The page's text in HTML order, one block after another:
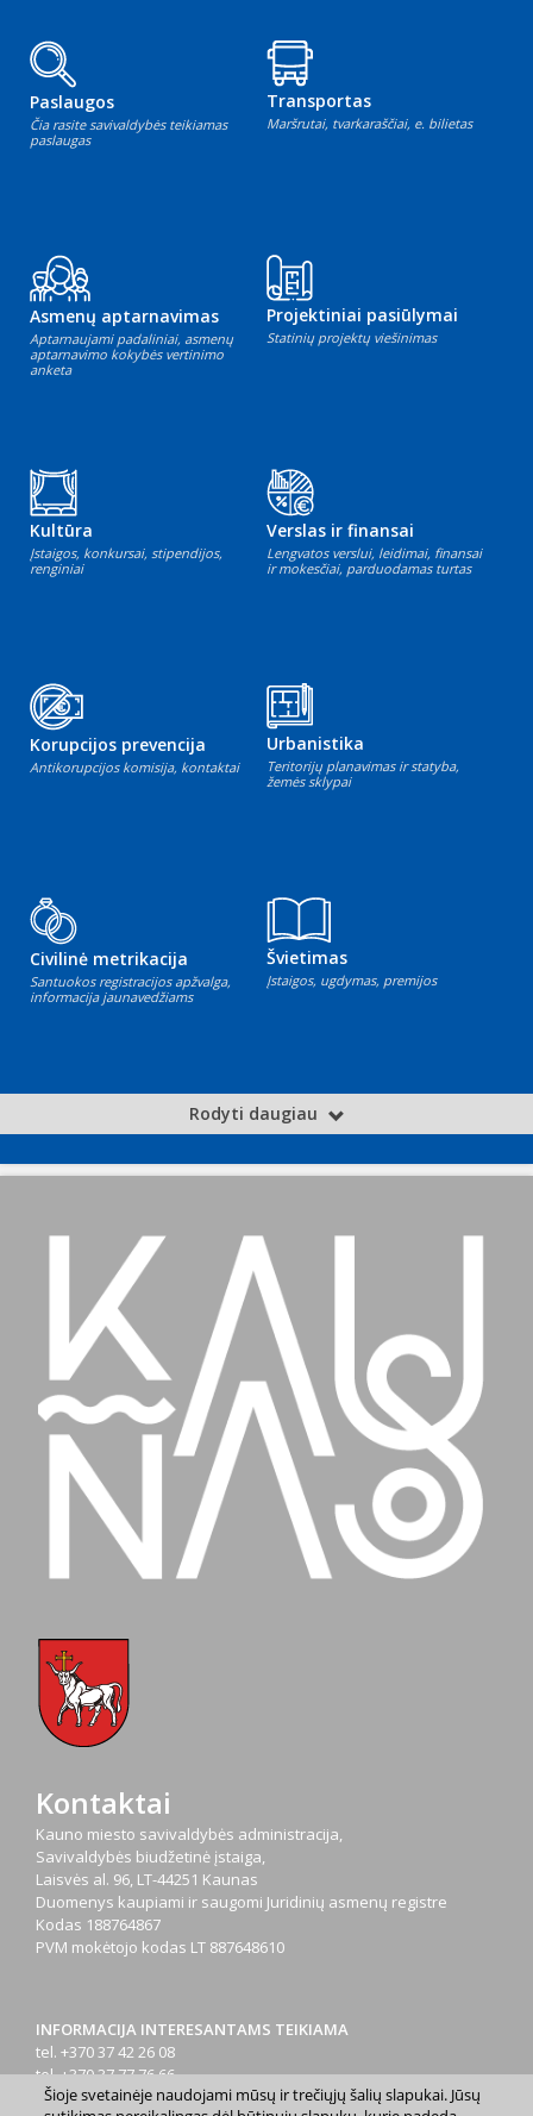
Paslaugos
Čia rasite savivaldybės teikiamas
paslaugas
Transportas
Maršrutai, tvarkaraščiai, e. bilietas
Asmenų aptarnavimas
Aptarnaujami padaliniai, asmenų
aptarnavimo kokybės vertinimo
anketa
Projektiniai pasiūlymai
Statinių projektų viešinimas
Kultūra
Įstaigos, konkursai, stipendijos,
renginiai
Verslas ir finansai
Lengvatos verslui, leidimai, finansai
ir mokesčiai, parduodamas turtas
Korupcijos prevencija
Antikorupcijos komisija, kontaktai
Urbanistika
Teritorijų planavimas ir statyba,
žemės sklypai
Civilinė metrikacija
Santuokos registracijos apžvalga,
informacija jaunavedžiams
Švietimas
Įstaigos, ugdymas, premijos
Rodyti daugiau
Kontaktai
Kauno miesto savivaldybės administracija,
Savivaldybės biudžetinė įstaiga,
Laisvės al. 96, LT-44251 Kaunas
Duomenys kaupiami ir saugomi Juridinių asmenų registre
Kodas 188764867
PVM mokėtojo kodas LT 887648610
INFORMACIJA INTERESANTAMS TEIKIAMA
tel. +370 37 42 26 08
tel. +370 37 77 76 66
tel. +370 660 07000
Šioje svetainėje naudojami mūsų ir trečiųjų šalių slapukai. Jūsų